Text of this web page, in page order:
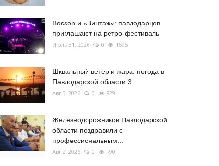
Bosson и «Винтаж»: павлодарцев
приглашают на ретро-фестиваль
Июль 31, 2026 0 1595
Шквальный ветер и жара: погода в
Павлодарской области 3...
Авг 3, 2026 0 829
Железнодорожников Павлодарской
области поздравили с
профессиональным...
Авг 2, 2026 0 790